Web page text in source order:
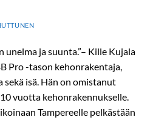
unelma ja suunta.”– Kille Kujala
Pro -tason kehonrakentaja,
isä. Hän on omistanut
vuotta kehonrakennukselle.
Tampereelle pelkästään